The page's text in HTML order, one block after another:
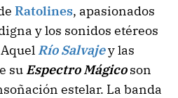
Ratolines, apasionados
y los sonidos etéreos
Río Salvajey las
su Espectro Mágicoson
estelar. La banda